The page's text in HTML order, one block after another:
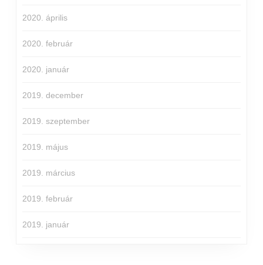
2020. április
2020. február
2020. január
2019. december
2019. szeptember
2019. május
2019. március
2019. február
2019. január